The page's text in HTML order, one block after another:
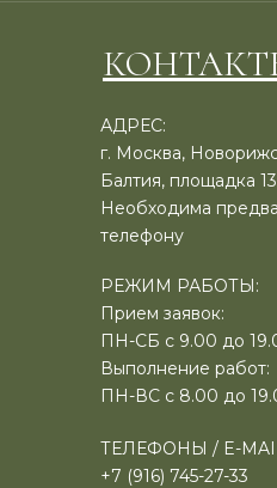
АДРЕС:
г. Москва,
Балтия, площадка 13
Необходима
телефону
РЕЖИМ РАБОТЫ:
Прием заявок:
ПН-СБ с 9.00 до
Выполнение работ:
ПН-ВС с 8.00 до
ТЕЛЕФОНЫ / E-
+7 (916) 745-27-33